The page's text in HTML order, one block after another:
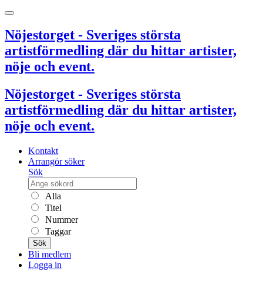
Nöjestorget - Sveriges största
artistförmedling där du hittar artister,
nöje och event.
Nöjestorget - Sveriges största
artistförmedling där du hittar artister,
nöje och event.
Kontakt
Arrangör söker
Sök
Alla
Titel
Nummer
Taggar
Sök
Bli medlem
Logga in